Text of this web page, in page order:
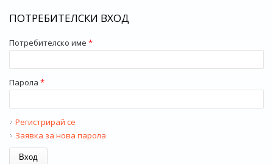
ПОТРЕБИТЕЛСКИ ВХОД
Потребителско име *
Парола *
Регистрирай се
Заявка за нова парола